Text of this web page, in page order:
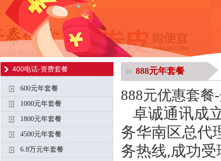
400电话-资费套餐
600元年套餐
1000元年套餐
1800元年套餐
4500元年套餐
6.8万元年套餐
888元年套餐
888元优惠套餐
卓诚通讯成
务华南区总代
务热线,成功